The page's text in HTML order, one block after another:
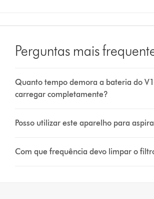
Perguntas mais
Quanto tempo demora a bateria do
carregar completamente?
Posso utilizar este aparelho para
Com que frequência devo limpar o